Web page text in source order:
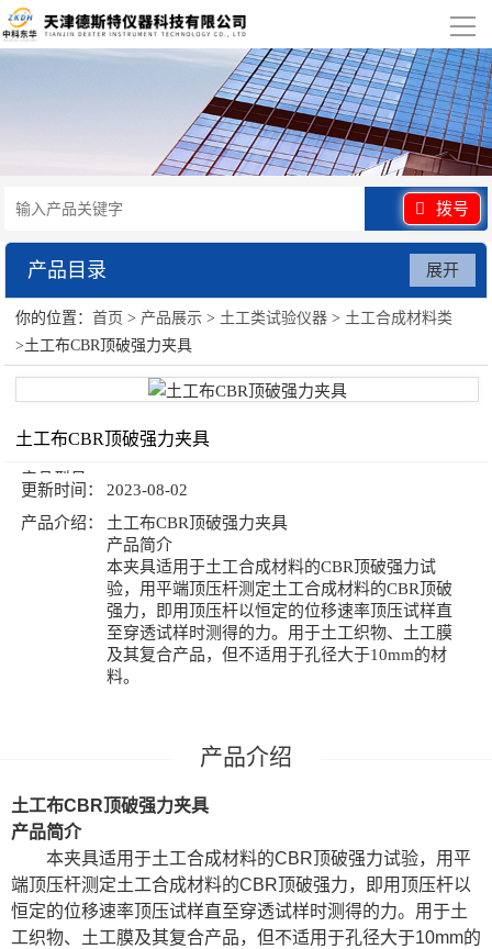
导
航
产品展示
行业应用
视频展示
资讯中心
联系我们
拨号
产品目录
土工类试验仪器
展开
你的位置：首页 > 产品展示 > 土工类试验仪器 > 土工合成材料类
>土工布CBR顶破强力夹具
土工布CBR顶破强力夹具
产品型号：
更新时间：
2023-08-02
产品介绍：
土工布CBR顶破强力夹具
产品简介
本夹具适用于土工合成材料的CBR顶破强力试
验，用平端顶压杆测定土工合成材料的CBR顶破
强力，即用顶压杆以恒定的位移速率顶压试样直
至穿透试样时测得的力。用于土工织物、土工膜
及其复合产品，但不适用于孔径大于10mm的材
料。
土工布CBR顶破强力夹具
产品简介
本夹具适用于土工合成材料的CBR顶破强力试验，用平
端顶压杆测定土工合成材料的CBR顶破强力，即用顶压杆以
恒定的位移速率顶压试样直至穿透试样时测得的力。用于土
工织物、土工膜及其复合产品，但不适用于孔径大于10mm的